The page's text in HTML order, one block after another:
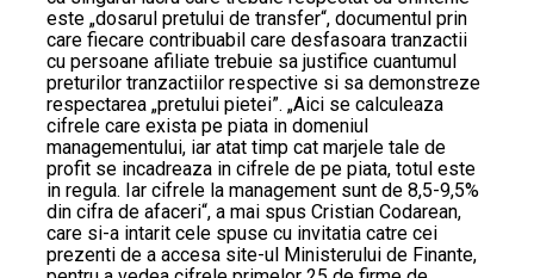
este „dosarul pretului de transfer“, documentul prin
care fiecare contribuabil care desfasoara tranzactii
cu persoane afiliate trebuie sa justifice cuantumul
preturilor tranzactiilor respective si sa demonstreze
respectarea „pretului pietei”. „Aici se calculeaza
cifrele care exista pe piata in domeniul
managementului, iar atat timp cat marjele tale de
profit se incadreaza in cifrele de pe piata, totul este
in regula. Iar cifrele la management sunt de 8,5-9,5%
din cifra de afaceri“, a mai spus Cristian Codarean,
care si-a intarit cele spuse cu invitatia catre cei
prezenti de a accesa site-ul Ministerului de Finante,